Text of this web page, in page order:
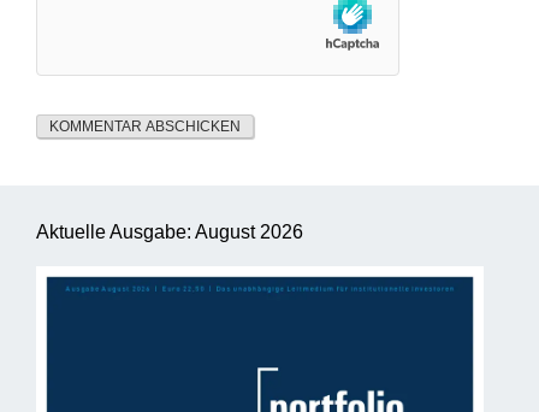
Aktuelle Ausgabe: August 2026